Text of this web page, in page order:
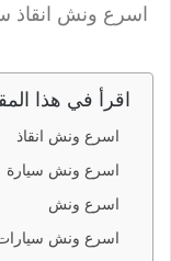
اسرع ونش انقاذ
اقرأ في هذا
اسرع ونش انقاذ
اسرع ونش سيارة
اسرع ونش
اسرع ونش